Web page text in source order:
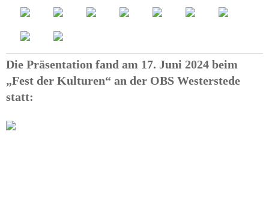
Die Präsentation fand am 17. Juni 2024 beim
„Fest der Kulturen“ an der OBS Westerstede
statt: